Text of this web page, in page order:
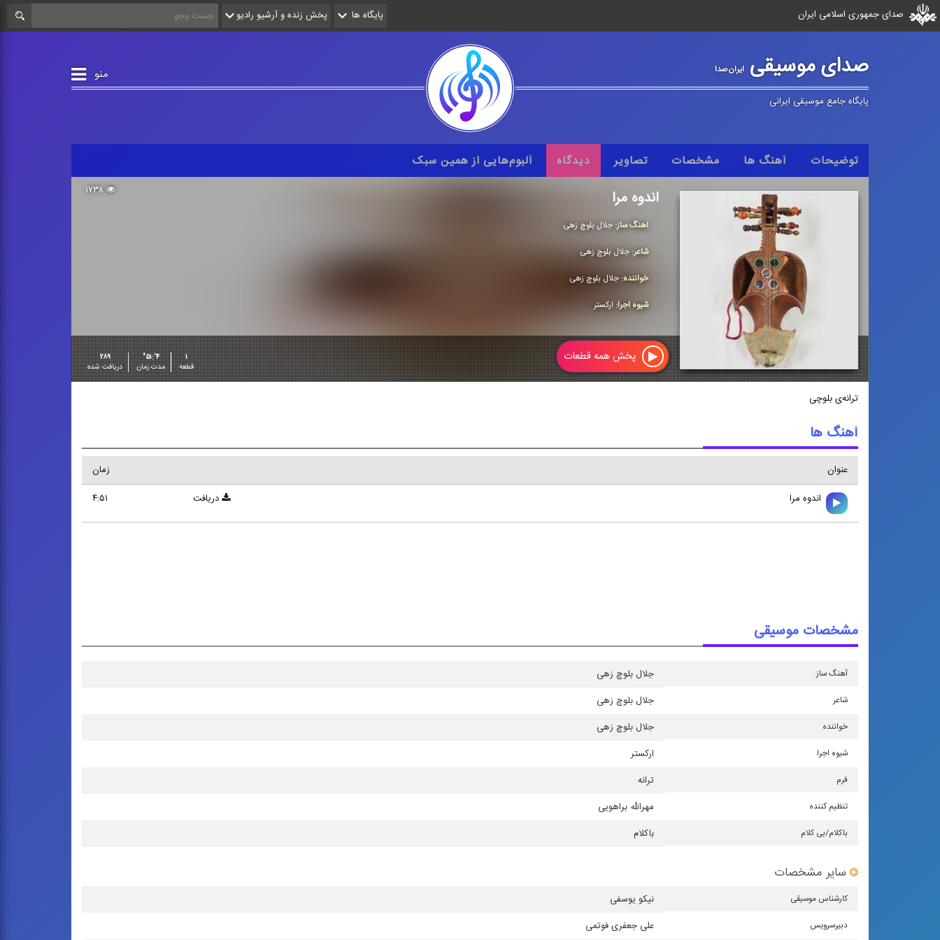
صدای جمهوری اسلامی ایران پایگاه ها پخش زنده و آرشیو رادیو
صدای موسیقیایران‌صدا منو
پایگاه جامع موسیقی ایرانی
توضیحات آهنگ ها مشخصات تصاویر دیدگاه آلبوم‌هایی از همین سبک
۱۷۳۸ اندوه مرا
آهنگ ساز: جلال بلوچ زهی
شاعر:جلال بلوچ زهی
خواننده: جلال بلوچ زهی
شیوه اجرا: اركستر
۱
قطعه
۴':۵۱"
مدت زمان
۲۸۹
دریافت شده
پخش همه قطعات
ترانه‌ی بلوچی
آهنگ ها
عنوان
زمان
اندوه مرا
۴:۵۱ دریافت
مشخصات موسیقی
آهنگ ساز جلال بلوچ زهی
شاعر جلال بلوچ زهی
خواننده جلال بلوچ زهی
شیوه اجرا اركستر
فرم ترانه
تنظیم كننده مهرالله براهویی
باكلام/بی كلام باکلام
سایر مشخصات
كارشناس موسیقی نیکو یوسفی
دبیرسرویس علی جعفری فوتمی